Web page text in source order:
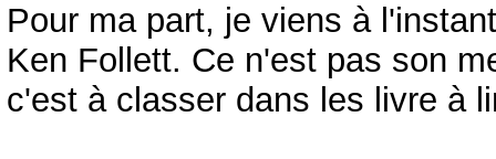
Pour ma part, je viens à
Ken Follett. Ce n'est pas son
c'est à classer dans les livre à